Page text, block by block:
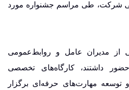
شرکت، طی مراسم جشنواره مورد
از مدیران عامل و روابط‌عمومی
داشتند، کارگاه‌های تخصصی
توسعه مهارت‌های حرفه‌ای برگزار